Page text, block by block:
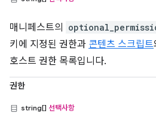
매니페스트의
키에 지정된 권한과 콘텐츠 스크립트
호스트 권한 목록입니다.
권한
string[] 선택사항